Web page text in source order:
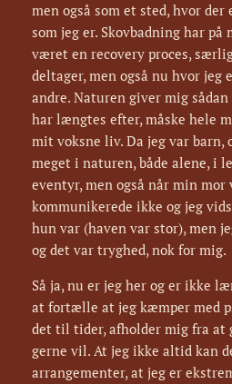
men også som et sted, hvor
som jeg er. Skovbadning har på
været en recovery proces,
deltager, men også nu hvor
andre. Naturen giver mig sådan
har længtes efter, måske hele
mit voksne liv. Da jeg var barn,
meget i naturen, både alene, i
eventyr, men også når min mor
kommunikerede ikke og jeg
hun var (haven var stor), men
og det var tryghed, nok for mig.
Så ja, nu er jeg her og er ikke
at fortælle at jeg kæmper med
det til tider, afholder mig fra at
gerne vil. At jeg ikke altid kan
arrangementer, at jeg er